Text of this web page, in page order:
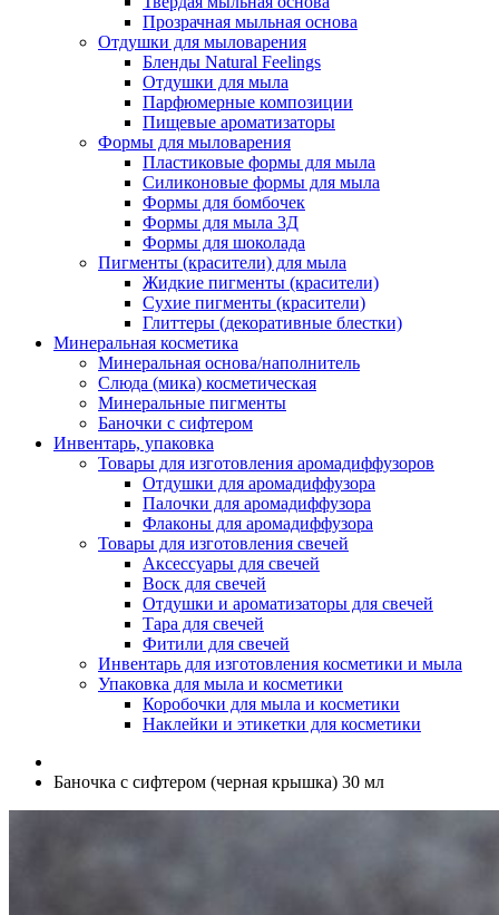
Прозрачная мыльная основа
Отдушки для мыловарения
Бленды Natural Feelings
Отдушки для мыла
Парфюмерные композиции
Пищевые ароматизаторы
Формы для мыловарения
Пластиковые формы для мыла
Силиконовые формы для мыла
Формы для бомбочек
Формы для мыла 3Д
Формы для шоколада
Пигменты (красители) для мыла
Жидкие пигменты (красители)
Сухие пигменты (красители)
Глиттеры (декоративные блестки)
Минеральная косметика
Минеральная основа/наполнитель
Слюда (мика) косметическая
Минеральные пигменты
Баночки с сифтером
Инвентарь, упаковка
Товары для изготовления аромадиффузоров
Отдушки для аромадиффузора
Палочки для аромадиффузора
Флаконы для аромадиффузора
Товары для изготовления свечей
Аксессуары для свечей
Воск для свечей
Отдушки и ароматизаторы для свечей
Тара для свечей
Фитили для свечей
Инвентарь для изготовления косметики и мыла
Упаковка для мыла и косметики
Коробочки для мыла и косметики
Наклейки и этикетки для косметики
Баночка с сифтером (черная крышка) 30 мл